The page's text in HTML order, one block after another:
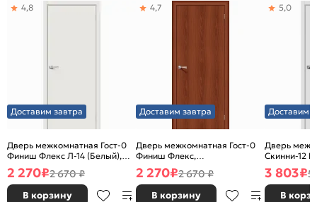
Доставим завтра
Дверь межкомнатная Гост-0
Финиш Флекс Л-14 (Белый),
глухая, каркасно-щитовая
4,8
2 270₽2 670 ₽
В корзину
Доставим завтра
Дверь межкомнатная Гост-0
Финиш Флекс,
Ламинированные Л-11
(ИталОрех), глухая, каркасно-
щитовая
4,7
2 270₽2 670 ₽
В корзину
Доставим
Дверь
Скинни-12
глухая,
5,0
3 803₽5
В